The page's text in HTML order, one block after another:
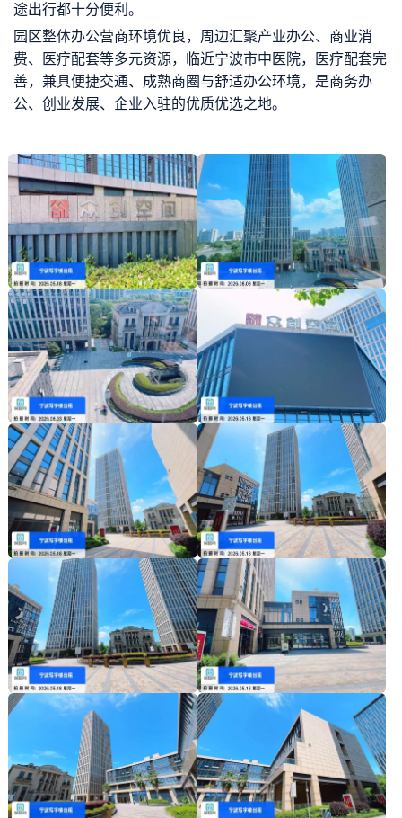
途出行都十分便利。
园区整体办公营商环境优良，周边汇聚产业办公、商业消
费、医疗配套等多元资源，临近宁波市中医院，医疗配套完
善，兼具便捷交通、成熟商圈与舒适办公环境，是商务办
公、创业发展、企业入驻的优质优选之地。